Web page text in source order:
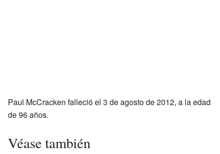
Paul McCracken falleció el 3 de agosto de 2012, a la edad
de 96 años.
Véase también